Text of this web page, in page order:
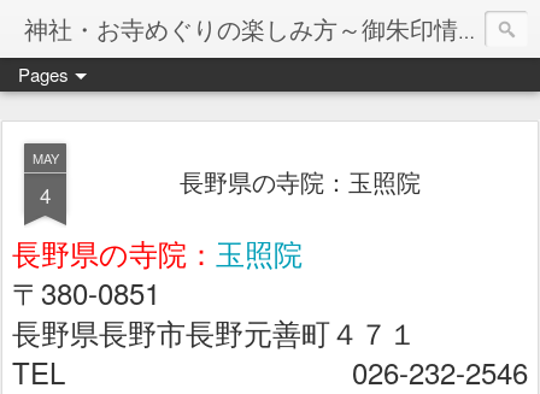
神社・お寺めぐりの楽しみ方～御朱印情報マップ～
Pages
MAY
4 長野県の寺院：玉照院
長野県の寺院： 玉照院
〒380-0851
長野県長野市長野元善町４７１
TEL 026-232-2546